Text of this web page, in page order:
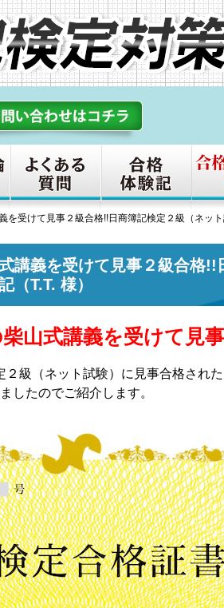
を受けて見事２級合格!!日商簿記検定２級（ネット
講義を受けて見事２級合格!!
（T.T. 様）
山式講義を受けて見
２級（ネット試験）に見事合格された
したのでご紹介します。